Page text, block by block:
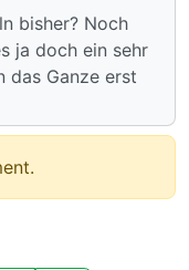
bisher? Noch
ja doch ein sehr
das Ganze erst